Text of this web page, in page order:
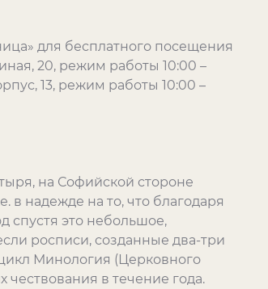
для бесплатного посещения
20, режим работы 10:00 –
13, режим работы 10:00 –
на Софийской стороне
в надежде на то, что благодаря
спустя это небольшое,
росписи, созданные два-три
Минология (Церковного
в течение года.